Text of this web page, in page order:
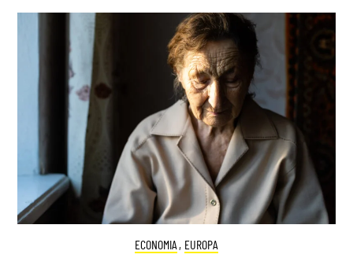
ECONOMIA , EUROPA